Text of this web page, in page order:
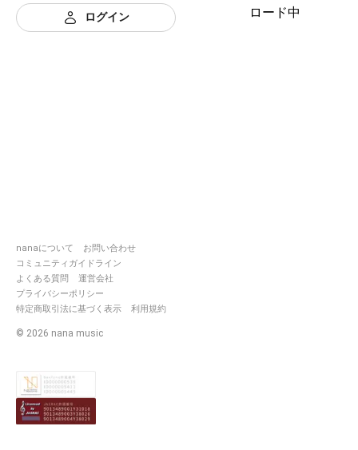
ログイン
nanaについて
お問い合わせ
コミュニティガイドライン
よくある質問
運営会社
プライバシーポリシー
特定商取引法に基づく表示
利用規約
© 2026 nana music
ロード中